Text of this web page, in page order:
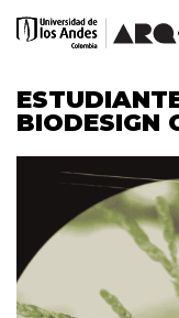
BIODESIGN